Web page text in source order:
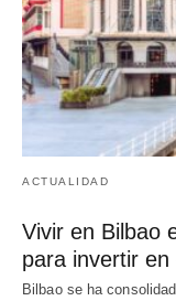
ACTUALIDAD
Vivir en Bilbao
para invertir
Bilbao se ha